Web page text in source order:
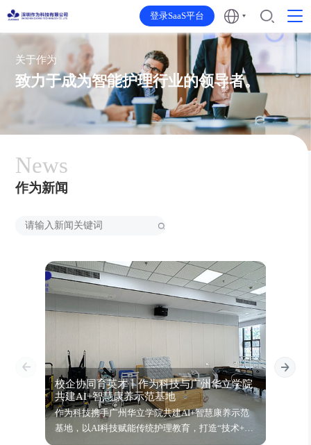
登录SaaS平台
关于作为
致力于成为智能护理行业的领导者。
News
作为新闻
校企协同育英才丨作为科技与广州华立学院
共建AI+智慧康养示范基地
作为科技携手广州华立学院共建AI+智慧康养示范
基地，以AI科技赋能传统护理教育，打造“技术+人